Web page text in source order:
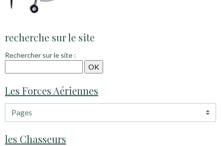
recherche sur le site
Rechercher sur le site :
Les Forces Aériennes
les Chasseurs